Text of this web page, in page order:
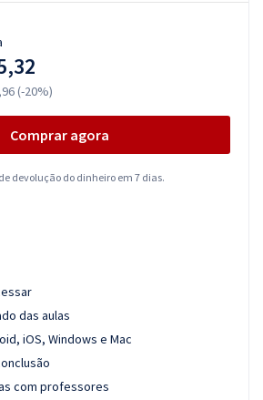
(-20%)
Comprar agora
devolução do dinheiro em 7 dias.
das aulas
iOS, Windows e Mac
com professores